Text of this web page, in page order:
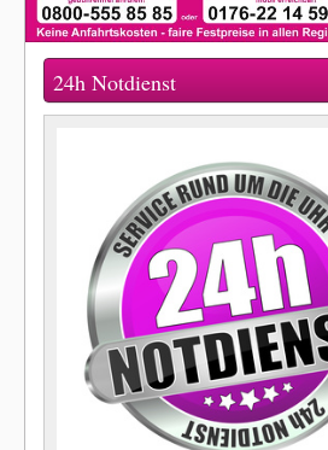
24h Notdienst